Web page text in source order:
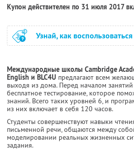
Купон действителен по 31 июля 2017
Узнай, как
Международные школы Cambridge
English и BLC4U предлагают всем
выходя из дома. Перед началом
бесплатное тестирование, которое
знаний. Всего таких уровней 6, и
из них включает в себя 120 часов.
Студенты совершенствуют навыки
письменной речи, общаются между
моделировании реальных жизненных
задания.